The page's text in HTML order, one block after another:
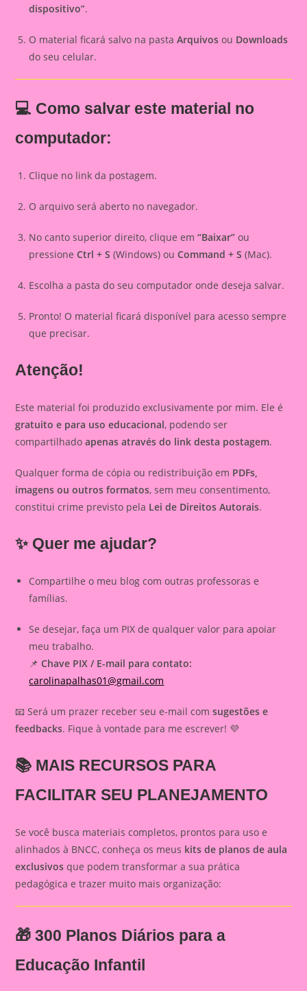
dispositivo”.
O material ficará salvo na pastaArquivos ou Downloads
do seu celular.
💻 Como salvar este material no
computador:
Clique no link da postagem.
O arquivo será aberto no navegador.
No canto superior direito, clique em“Baixar” ou
pressioneCtrl + S (Windows) ouCommand + S (Mac).
Escolha a pasta do seu computador onde deseja salvar.
Pronto! O material ficará disponível para acesso sempre
que precisar.
Atenção!
Este material foi produzido exclusivamente por mim. Ele é
gratuito e para uso educacional, podendo ser
compartilhadoapenas através do link desta postagem.
Qualquer forma de cópia ou redistribuição em PDFs,
imagens ou outros formatos, sem meu consentimento,
constitui crime previsto pela Lei de Direitos Autorais.
✨ Quer me ajudar?
Compartilhe o meu blog com outras professoras e
famílias.
Se desejar, faça um PIX de qualquer valor para apoiar
meu trabalho.
📌Chave PIX / E-mail para contato:
carolinapalhas01@gmail.com
📧 Será um prazer receber seu e-mail comsugestões e
feedbacks. Fique à vontade para me escrever! 💜
📚 MAIS RECURSOS PARA
FACILITAR SEU PLANEJAMENTO
Se você busca materiais completos, prontos para uso e
alinhados à BNCC, conheça os meus kits de planos de aula
exclusivos que podem transformar a sua prática
pedagógica e trazer muito mais organização:
🎁300 Planos Diários para a
Educação Infantil